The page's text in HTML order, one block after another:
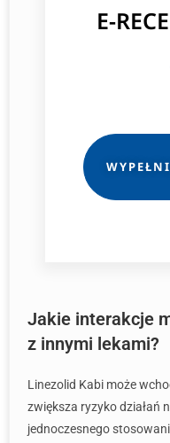
E-
Jakie interakcje
z innymi lekami?
Linezolid Kabi może
zwiększa ryzyko działań
jednoczesnego